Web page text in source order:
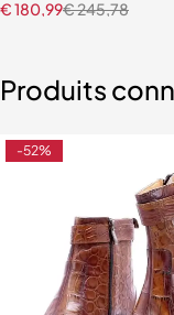
€245,78
€180,99
Produits
-52%